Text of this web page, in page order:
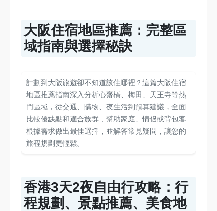
大阪住宿地區推薦：完整區
域指南與選擇秘訣
計劃到大阪旅遊卻不知道該住哪裡？這篇大阪住宿
地區推薦指南深入分析心齋橋、梅田、天王寺等熱
門區域，從交通、購物、夜生活到預算建議，全面
比較優缺點和適合族群，幫助家庭、情侶或背包客
根據需求做出最佳選擇，並解答常見疑問，讓您的
旅程規劃更輕鬆。
香港3天2夜自由行攻略：行
程規劃、景點推薦、美食地